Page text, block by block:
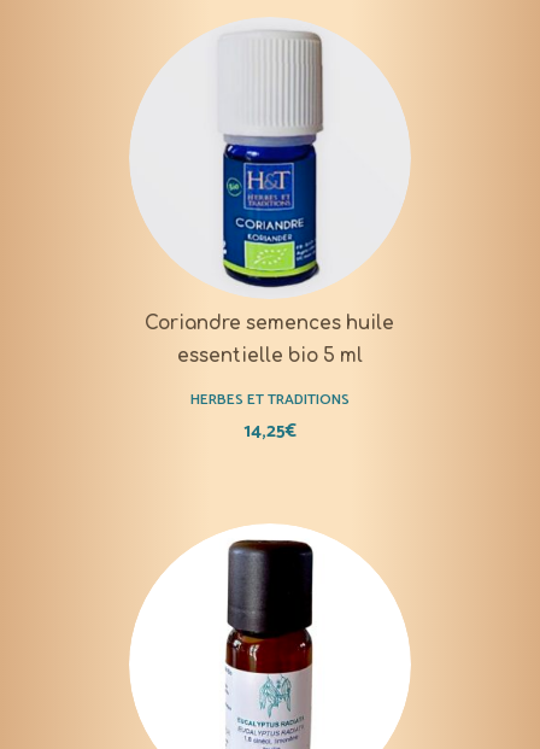
Coriandre semences huile
essentielle bio 5 ml
HERBES ET TRADITIONS
14,25€